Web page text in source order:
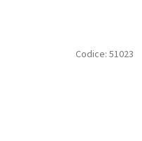
Codice: 51023